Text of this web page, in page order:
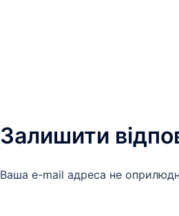
Залишити
Ваша e-mail адреса не